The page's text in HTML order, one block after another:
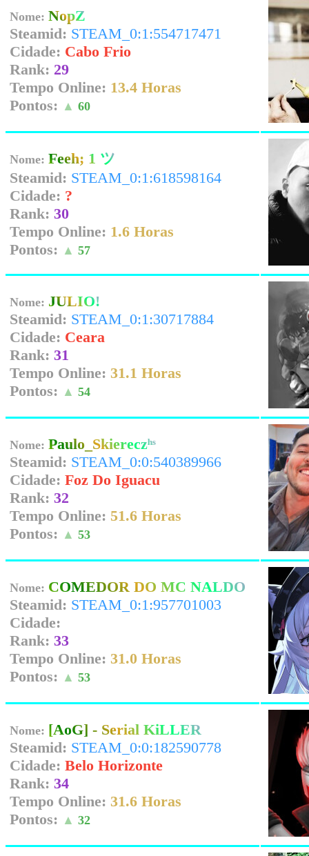
Nome: NopZ
Steamid: STEAM_0:1:554717471
Cidade: Cabo Frio
Rank: 29
Tempo Online: 13.4 Horas
Pontos: ▲ 60
Nome: Feeh; 1 ツ
Steamid: STEAM_0:1:618598164
Cidade: ?
Rank: 30
Tempo Online: 1.6 Horas
Pontos: ▲ 57
Nome: JULIO!
Steamid: STEAM_0:1:30717884
Cidade: Ceara
Rank: 31
Tempo Online: 31.1 Horas
Pontos: ▲ 54
Nome: Paulo_Skiereczʰˢ
Steamid: STEAM_0:0:540389966
Cidade: Foz Do Iguacu
Rank: 32
Tempo Online: 51.6 Horas
Pontos: ▲ 53
Nome: COMEDOR DO MC NALDO
Steamid: STEAM_0:1:957701003
Cidade:
Rank: 33
Tempo Online: 31.0 Horas
Pontos: ▲ 53
Nome: [AoG] - Serial KiLLER
Steamid: STEAM_0:0:182590778
Cidade: Belo Horizonte
Rank: 34
Tempo Online: 31.6 Horas
Pontos: ▲ 32